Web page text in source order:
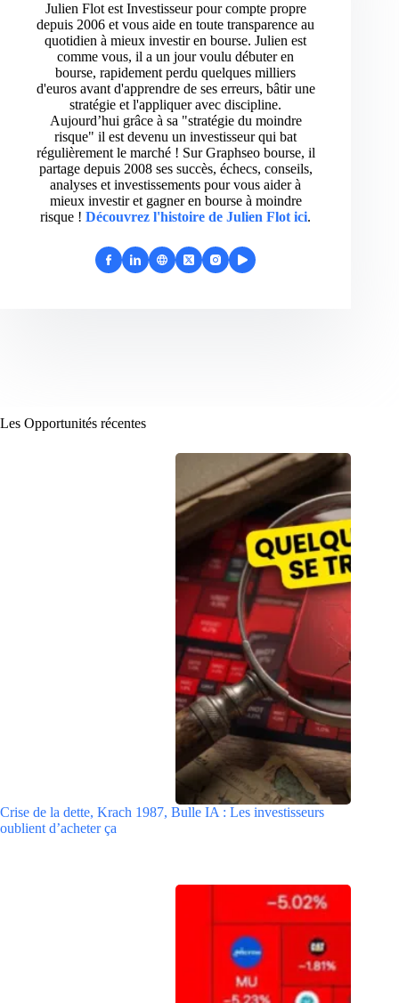
Julien Flot est Investisseur pour compte propre
depuis 2006 et vous aide en toute transparence au
quotidien à mieux investir en bourse. Julien est
comme vous, il a un jour voulu débuter en
bourse, rapidement perdu quelques milliers
d'euros avant d'apprendre de ses erreurs, bâtir une
stratégie et l'appliquer avec discipline.
Aujourd’hui grâce à sa "stratégie du moindre
risque" il est devenu un investisseur qui bat
régulièrement le marché ! Sur Graphseo bourse, il
partage depuis 2008 ses succès, échecs, conseils,
analyses et investissements pour vous aider à
mieux investir et gagner en bourse à moindre
risque ! Découvrez l'histoire de Julien Flot ici.
Les Opportunités récentes
Crise de la dette, Krach 1987, Bulle IA : Les investisseurs
oublient d’acheter ça